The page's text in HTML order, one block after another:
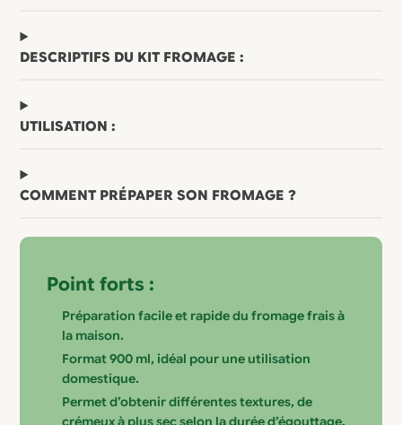
DESCRIPTIFS DU KIT FROMAGE :
UTILISATION :
COMMENT PRÉPAPER SON FROMAGE ?
Point forts :
Préparation facile et rapide du fromage frais à
la maison.
Format 900 ml, idéal pour une utilisation
domestique.
Permet d’obtenir différentes textures, de
crémeux à plus sec selon la durée d’égouttage.